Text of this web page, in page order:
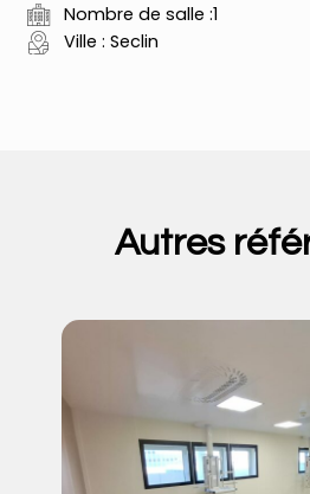
Nombre de salle :1
Ville : Seclin
Autres